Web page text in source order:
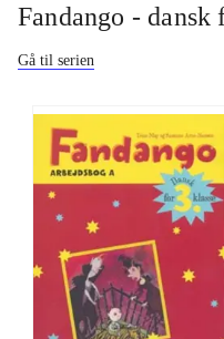
Fandango - dansk
Gå til serien